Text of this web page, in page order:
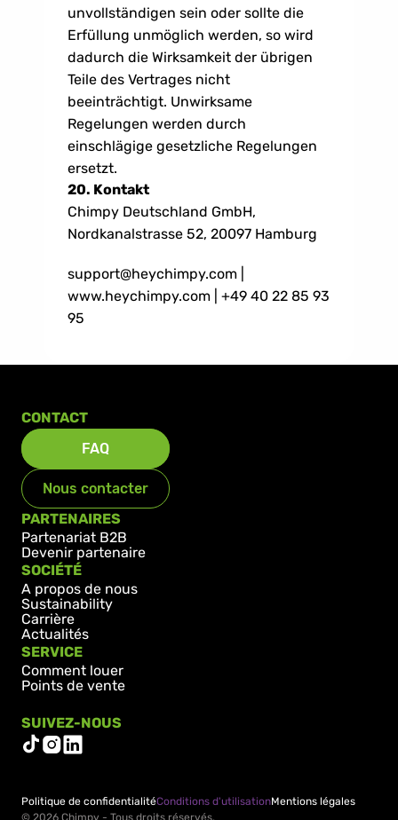
unvollständigen sein oder sollte die
Erfüllung unmöglich werden, so wird
dadurch die Wirksamkeit der übrigen
Teile des Vertrages nicht
beeinträchtigt. Unwirksame
Regelungen werden durch
einschlägige gesetzliche Regelungen
ersetzt.
20. Kontakt
Chimpy Deutschland GmbH,
Nordkanalstrasse 52, 20097 Hamburg
support@heychimpy.com |
www.heychimpy.com | +49 40 22 85 93
95
SERVICE
Comment louer
Points de vente
SUIVEZ-NOUS
PARTENAIRES
Partenariat B2B
Devenir partenaire
SOCIÉTÉ
A propos de nous
Sustainability
Carrière
Actualités
CONTACT
FAQ
Nous contacter
© 2026 Chimpy - Tous droits réservés.
Politique de confidentialitéConditions d'utilisationMentions légales